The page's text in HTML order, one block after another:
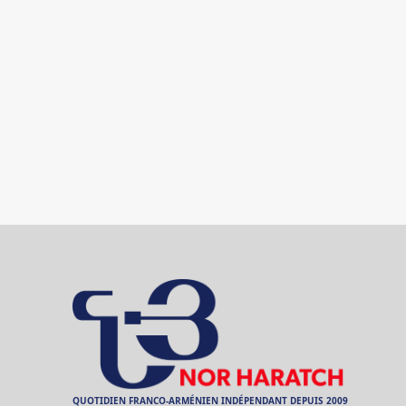
QUOTIDIEN FRANCO-ARMÉNIEN INDÉPENDANT DEPUIS 2009